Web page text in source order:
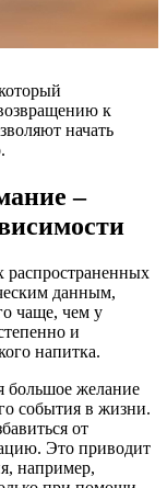
к
начать
–
распространенных
данным,
чаще, чем у
и
напитка.
большое желание
события в жизни.
от
Это приводит
например,